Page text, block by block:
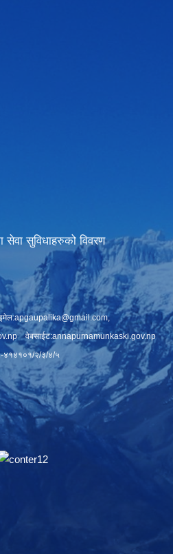
सेवा सुविधाहरुको विवरण
apgaupalika@gmail.com,
वेबसाईट:annapurnamunkaski.gov.np
२/३/४/५